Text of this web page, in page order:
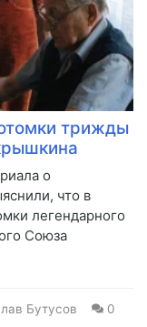
трижды
о
что в
легендарного
Союза
Бутусов 0